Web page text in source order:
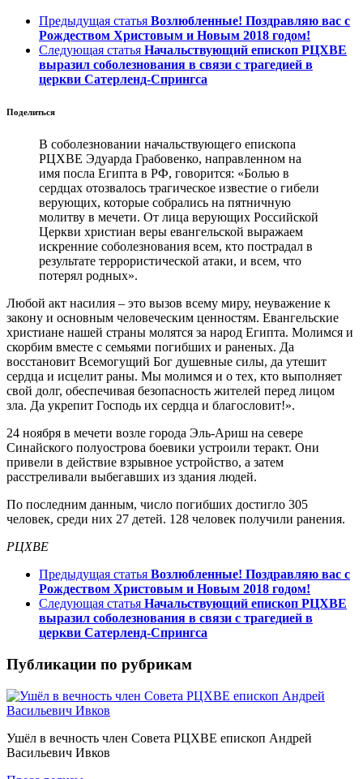
Предыдущая статья Возлюбленные! Поздравляю вас с
Рождеством Христовым и Новым 2018 годом!
Следующая статья Начальствующий епископ РЦХВЕ
выразил соболезнования в связи с трагедией в
церкви Сатерленд-Спрингса
Поделиться
В соболезновании начальствующего епископа
РЦХВЕ Эдуарда Грабовенко, направленном на
имя посла Египта в РФ, говорится: «Болью в
сердцах отозвалось трагическое известие о гибели
верующих, которые собрались на пятничную
молитву в мечети. От лица верующих Российской
Церкви христиан веры евангельской выражаем
искренние соболезнования всем, кто пострадал в
результате террористической атаки, и всем, что
потерял родных».
Любой акт насилия – это вызов всему миру, неуважение к
закону и основным человеческим ценностям. Евангельские
христиане нашей страны молятся за народ Египта. Молимся и
скорбим вместе с семьями погибших и раненых. Да
восстановит Всемогущий Бог душевные силы, да утешит
сердца и исцелит раны. Мы молимся и о тех, кто выполняет
свой долг, обеспечивая безопасность жителей перед лицом
зла. Да укрепит Господь их сердца и благословит!».
24 ноября в мечети возле города Эль-Ариш на севере
Синайского полуострова боевики устроили теракт. Они
привели в действие взрывное устройство, а затем
расстреливали выбегавших из здания людей.
По последним данным, число погибших достигло 305
человек, среди них 27 детей. 128 человек получили ранения.
РЦХВЕ
Предыдущая статья Возлюбленные! Поздравляю вас с
Рождеством Христовым и Новым 2018 годом!
Следующая статья Начальствующий епископ РЦХВЕ
выразил соболезнования в связи с трагедией в
церкви Сатерленд-Спрингса
Публикации по рубрикам
Ушёл в вечность член Совета РЦХВЕ епископ Андрей
Васильевич Ивков